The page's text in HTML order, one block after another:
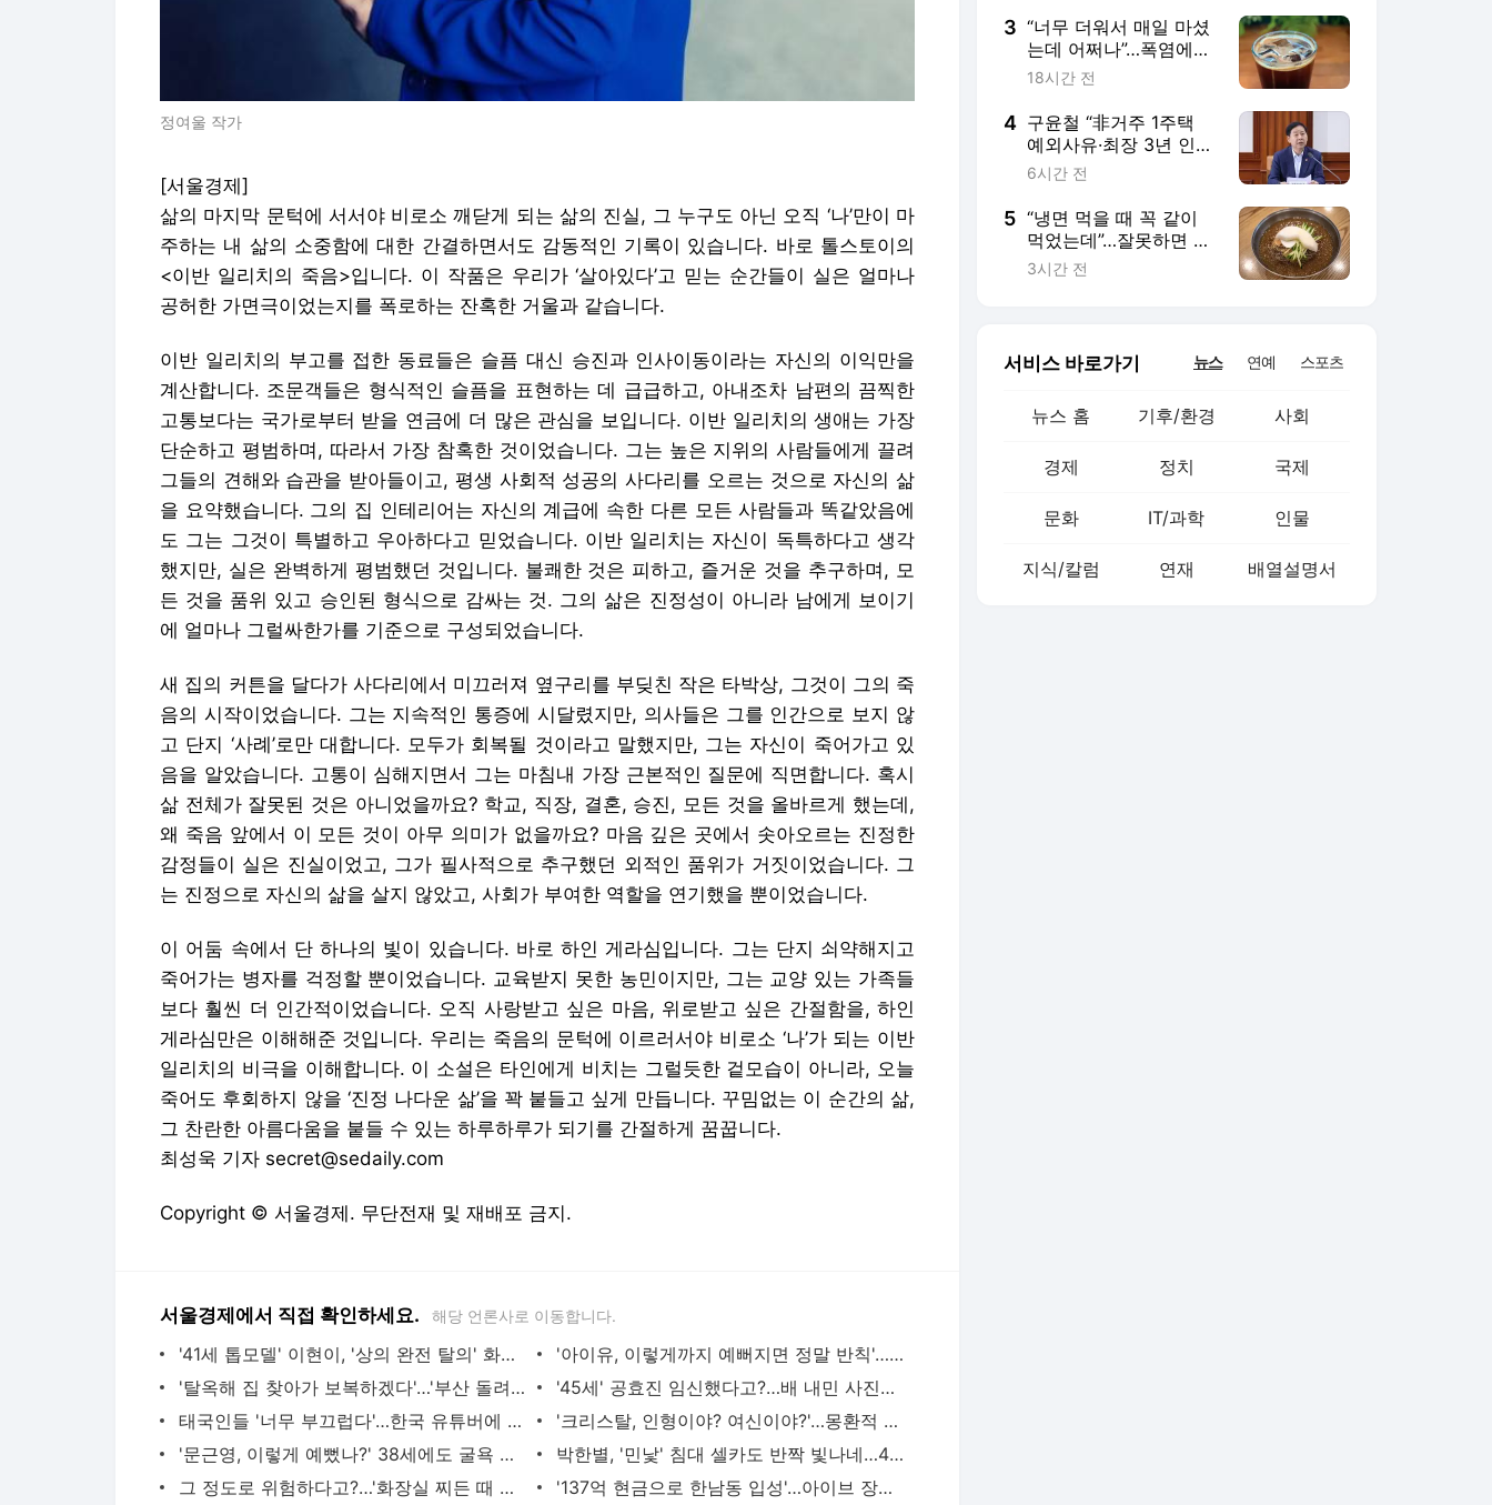
정여울 작가
[서울경제]
삶의 마지막 문턱에 서서야 비로소 깨닫게 되는 삶의 진실, 그 누구도 아닌 오직 ‘나’만이 마
주하는 내 삶의 소중함에 대한 간결하면서도 감동적인 기록이 있습니다. 바로 톨스토이의
<이반 일리치의 죽음>입니다. 이 작품은 우리가 ‘살아있다’고 믿는 순간들이 실은 얼마나
공허한 가면극이었는지를 폭로하는 잔혹한 거울과 같습니다.
이반 일리치의 부고를 접한 동료들은 슬픔 대신 승진과 인사이동이라는 자신의 이익만을
계산합니다. 조문객들은 형식적인 슬픔을 표현하는 데 급급하고, 아내조차 남편의 끔찍한
고통보다는 국가로부터 받을 연금에 더 많은 관심을 보입니다. 이반 일리치의 생애는 가장
단순하고 평범하며, 따라서 가장 참혹한 것이었습니다. 그는 높은 지위의 사람들에게 끌려
그들의 견해와 습관을 받아들이고, 평생 사회적 성공의 사다리를 오르는 것으로 자신의 삶
을 요약했습니다. 그의 집 인테리어는 자신의 계급에 속한 다른 모든 사람들과 똑같았음에
도 그는 그것이 특별하고 우아하다고 믿었습니다. 이반 일리치는 자신이 독특하다고 생각
했지만, 실은 완벽하게 평범했던 것입니다. 불쾌한 것은 피하고, 즐거운 것을 추구하며, 모
든 것을 품위 있고 승인된 형식으로 감싸는 것. 그의 삶은 진정성이 아니라 남에게 보이기
에 얼마나 그럴싸한가를 기준으로 구성되었습니다.
새 집의 커튼을 달다가 사다리에서 미끄러져 옆구리를 부딪친 작은 타박상, 그것이 그의 죽
음의 시작이었습니다. 그는 지속적인 통증에 시달렸지만, 의사들은 그를 인간으로 보지 않
고 단지 ‘사례’로만 대합니다. 모두가 회복될 것이라고 말했지만, 그는 자신이 죽어가고 있
음을 알았습니다. 고통이 심해지면서 그는 마침내 가장 근본적인 질문에 직면합니다. 혹시
삶 전체가 잘못된 것은 아니었을까요? 학교, 직장, 결혼, 승진, 모든 것을 올바르게 했는데,
왜 죽음 앞에서 이 모든 것이 아무 의미가 없을까요? 마음 깊은 곳에서 솟아오르는 진정한
감정들이 실은 진실이었고, 그가 필사적으로 추구했던 외적인 품위가 거짓이었습니다. 그
는 진정으로 자신의 삶을 살지 않았고, 사회가 부여한 역할을 연기했을 뿐이었습니다.
이 어둠 속에서 단 하나의 빛이 있습니다. 바로 하인 게라심입니다. 그는 단지 쇠약해지고
죽어가는 병자를 걱정할 뿐이었습니다. 교육받지 못한 농민이지만, 그는 교양 있는 가족들
보다 훨씬 더 인간적이었습니다. 오직 사랑받고 싶은 마음, 위로받고 싶은 간절함을, 하인
게라심만은 이해해준 것입니다. 우리는 죽음의 문턱에 이르러서야 비로소 ‘나’가 되는 이반
일리치의 비극을 이해합니다. 이 소설은 타인에게 비치는 그럴듯한 겉모습이 아니라, 오늘
죽어도 후회하지 않을 ‘진정 나다운 삶’을 꽉 붙들고 싶게 만듭니다. 꾸밈없는 이 순간의 삶,
그 찬란한 아름다움을 붙들 수 있는 하루하루가 되기를 간절하게 꿈꿉니다.
최성욱 기자 secret@sedaily.com
Copyright © 서울경제. 무단전재 및 재배포 금지.
서울경제에서 직접 확인하세요. 해당 언론사로 이동합니다.
'41세 톱모델' 이현이, '상의 완전 탈의' 화보 공개…'파격 섹시미'
'아이유, 이렇게까지 예뻐지면 정말 반칙'…민소매에 주근깨까지 '팔색조 매력'
'탈옥해 집 찾아가 보복하겠다'…'부산 돌려차기' 가해자, 어떻게 주소 알았나
'45세' 공효진 임신했다고?…배 내민 사진에 '케빈오 2세냐' 깜짝
태국인들 '너무 부끄럽다'…한국 유튜버에 바가지 씌운 시장 상인 결국 이렇게
'크리스탈, 인형이야? 여신이야?'…몽환적 분위기 첫 싱글 '솔리터리' 커버 공개
'문근영, 이렇게 예뻤나?' 38세에도 굴욕 없는 '민낯 셀카'…동안 미모에 '깜짝'
박한별, '민낯' 침대 셀카도 반짝 빛나네…40세에도 '얼짱 클래스' 여전
그 정도로 위험하다고?…'화장실 찌든 때 없애는 '이것', 절대 이렇게 쓰지 마세요'
'137억 현금으로 한남동 입성'…아이브 장원영, 유엔빌리지 고급빌라 매입
3 “너무 더워서 매일 마셨
는데 어쩌나”…폭염에
‘아이스 커피’ 들이켰다
18시간 전
4 구윤철 “非거주 1주택
예외사유·최장 3년 인정
기간, 신축적으로 검토”
6시간 전
5 “냉면 먹을 때 꼭 같이
먹었는데”…잘못하면 온
가족 응급실 간다, 환자
3시간 전
서비스 바로가기 뉴스 연예 스포츠
뉴스 홈 기후/환경 사회
경제 정치 국제
문화 IT/과학 인물
지식/칼럼 연재 배열설명서